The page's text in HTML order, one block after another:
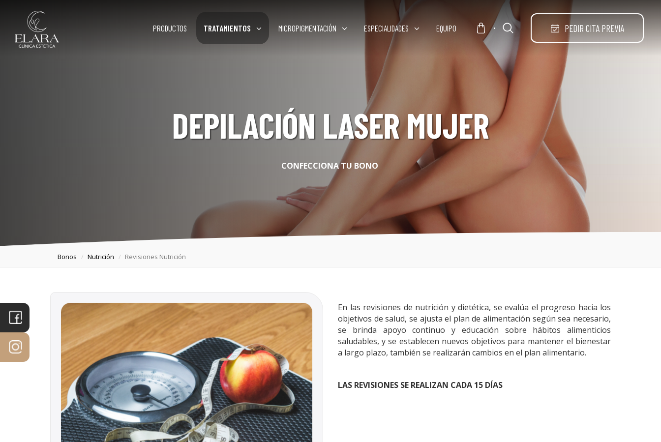
PRODUCTOS TRATAMIENTOS MICROPIGMENTACIÓN ESPECIALIDADES EQUIPO PEDIR CITA PREVIA
DEPILACIÓN LASER MUJER
CONFECCIONA TU BONO
Bonos Nutrición Revisiones Nutrición
En las revisiones de nutrición y dietética, se evalúa el progreso hacia los
objetivos de salud, se ajusta el plan de alimentación según sea necesario,
se brinda apoyo continuo y educación sobre hábitos alimenticios
saludables, y se establecen nuevos objetivos para mantener el bienestar
a largo plazo, también se realizarán cambios en el plan alimentario.
LAS REVISIONES SE REALIZAN CADA 15 DÍAS
TRATAMIENTOS
MICROPIGMENTACIÓN
ESPECIALIDADES